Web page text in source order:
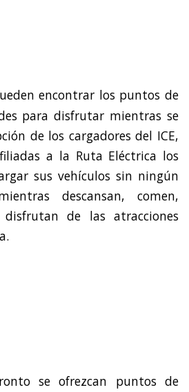
encontrar los puntos de
para disfrutar mientras se
de los cargadores del ICE,
a la Ruta Eléctrica los
sus vehículos sin ningún
descansan, comen,
de las atracciones
se ofrezcan puntos de